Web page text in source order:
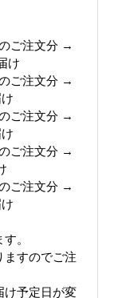
ご注文分 →
け
ご注文分 →
ご注文分 →
ご注文分 →
ご注文分 →
。
ますのでご注
け予定日が変